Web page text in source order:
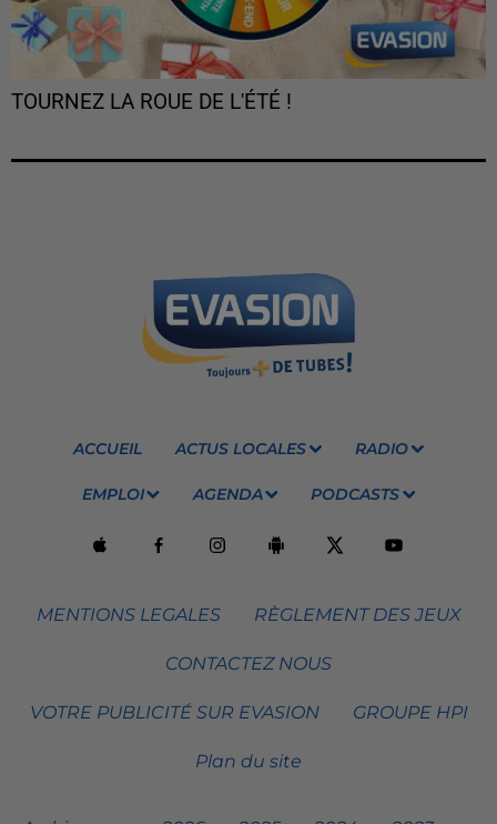
TOURNEZ LA ROUE DE L'ÉTÉ !
ACCUEIL ACTUS LOCALES RADIO
EMPLOI AGENDA PODCASTS
MENTIONS LEGALES RÈGLEMENT DES JEUX
CONTACTEZ NOUS
VOTRE PUBLICITÉ SUR EVASION GROUPE HPI
Plan du site